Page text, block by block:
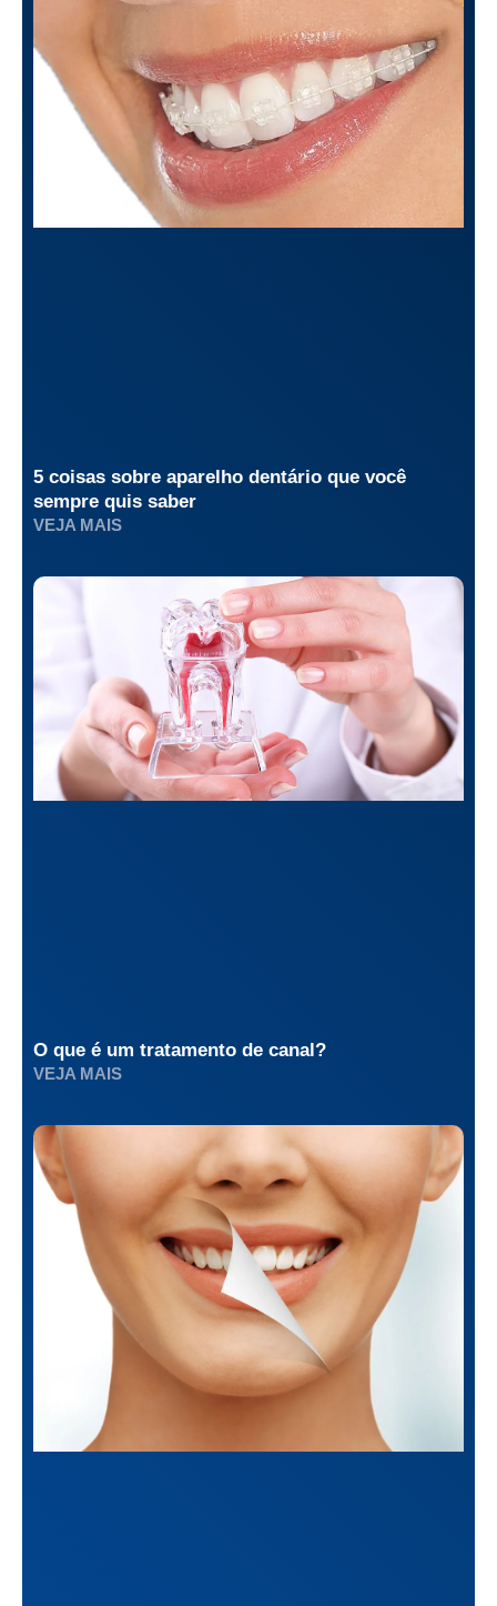
5 coisas sobre aparelho dentário que você
sempre quis saber
VEJA MAIS
O que é um tratamento de canal?
VEJA MAIS